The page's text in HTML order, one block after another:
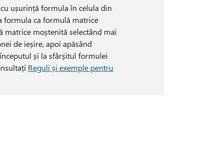
ușurință formula în celula din
formula ca formulă matrice
matrice moștenită selectând mai
de ieșire, apoi apăsând
și la sfârșitul formulei
Reguli și exemple pentru